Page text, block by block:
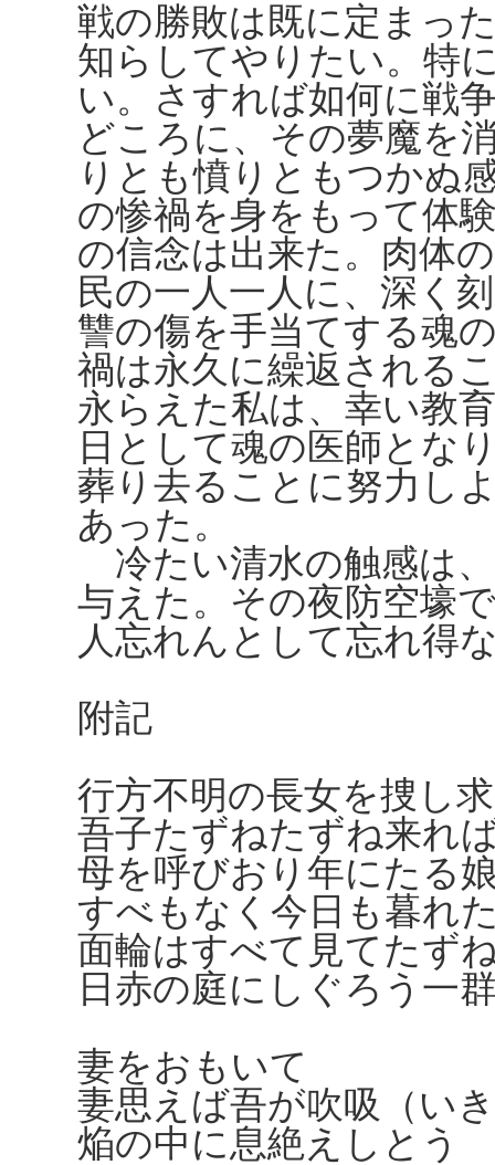
戦の勝敗は既に定まっ
知らしてやりたい。特
い。さすれば如何に戦
どころに、その夢魔を
りとも憤りともつかぬ
の惨禍を身をもって体
の信念は出来た。肉体
民の一人一人に、深く
讐の傷を手当てする魂
禍は永久に繰返される
永らえた私は、幸い教
日として魂の医師とな
葬り去ることに努力し
あった。
冷たい清水の触感は
与えた。その夜防空壕
人忘れんとして忘れ得
附記
行方不明の長女を捜し
吾子たずねたずね来れ
母を呼びおり年にたる
すべもなく今日も暮れ
面輪はすべて見てたず
日赤の庭にしぐろう一
妻をおもいて
妻思えば吾が吹吸（い
焔の中に息絶えしとう